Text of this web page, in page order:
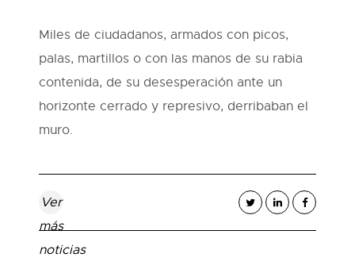
Miles de ciudadanos, armados con picos,
palas, martillos o con las manos de su rabia
contenida, de su desesperación ante un
horizonte cerrado y represivo, derribaban el
muro.
Ver
más
noticias